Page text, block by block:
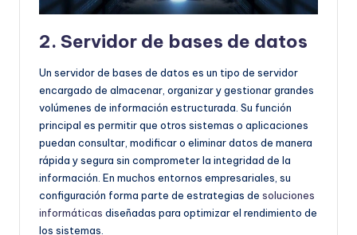
2. Servidor de bases de datos
Un servidor de bases de datos es un tipo de servidor
encargado de almacenar, organizar y gestionar grandes
volúmenes de información estructurada. Su función
principal es permitir que otros sistemas o aplicaciones
puedan consultar, modificar o eliminar datos de manera
rápida y segura sin comprometer la integridad de la
información. En muchos entornos empresariales, su
configuración forma parte de estrategias de soluciones
informáticas diseñadas para optimizar el rendimiento de
los sistemas.